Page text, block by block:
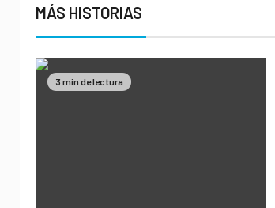
MÁS HISTORIAS
3 min de lectura